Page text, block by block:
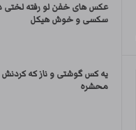
عکس های خفن لو رفته لختی
سکسی و خوش هیکل
یه کس گوشتی و ناز که کردنش
محشره